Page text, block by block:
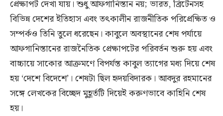
প্রেক্ষাপট দেখা যায়। শুধু আফগানিস্তান নয়; ভারত, ব্রিটেনসহ
বিভিন্ন দেশের ইতিহাস এবং তৎকালীন রাজনীতিক পরিপ্রেক্ষিত ও
সম্পর্কও তিনি তুলে ধরেছেন। কাবুলে অবস্থানের শেষ পর্যায়ে
আফগানিস্তানের রাজনৈতিক প্রেক্ষাপটের পরিবর্তন শুরু হয় এবং
বাচ্চায়ে সাকোর আক্রমণে বিপর্যস্ত কাবুল ত্যাগের মধ্য দিয়ে শেষ
হয় ‘দেশে বিদেশে’। শেষটা ছিল হৃদয়বিদারক। আবদুর রহমানের
সঙ্গে লেখকের বিচ্ছেদ মুহূর্তটি দিয়েই করুণভাবে কাহিনি শেষ
হয়।